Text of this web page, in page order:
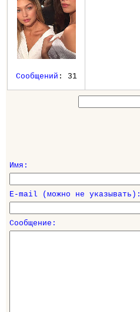
Сообщений : 31
Имя:
E-mail (можно не указывать):
Сообщение: